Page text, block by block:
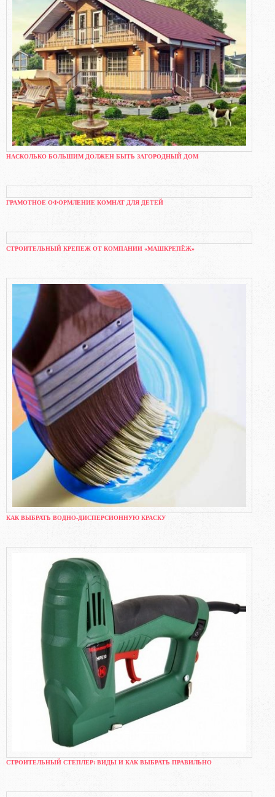
НАСКОЛЬКО БОЛЬШИМ ДОЛЖЕН БЫТЬ ЗАГОРОДНЫЙ ДОМ
ГРАМОТНОЕ ОФОРМЛЕНИЕ КОМНАТ ДЛЯ ДЕТЕЙ
СТРОИТЕЛЬНЫЙ КРЕПЕЖ ОТ КОМПАНИИ «МАШКРЕПЁЖ»
КАК ВЫБРАТЬ ВОДНО-ДИСПЕРСИОННУЮ КРАСКУ
СТРОИТЕЛЬНЫЙ СТЕПЛЕР: ВИДЫ И КАК ВЫБРАТЬ ПРАВИЛЬНО